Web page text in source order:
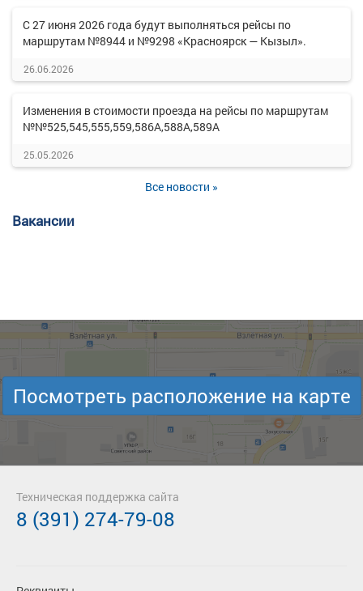
С 27 июня 2026 года будут выполняться рейсы по
маршрутам №8944 и №9298 «Красноярск — Кызыл».
26.06.2026
Изменения в стоимости проезда на рейсы по маршрутам
№№525,545,555,559,586А,588А,589А
25.05.2026
Все новости »
Вакансии
Посмотреть расположение на карте
Техническая поддержка сайта
8 (391) 274-79-08